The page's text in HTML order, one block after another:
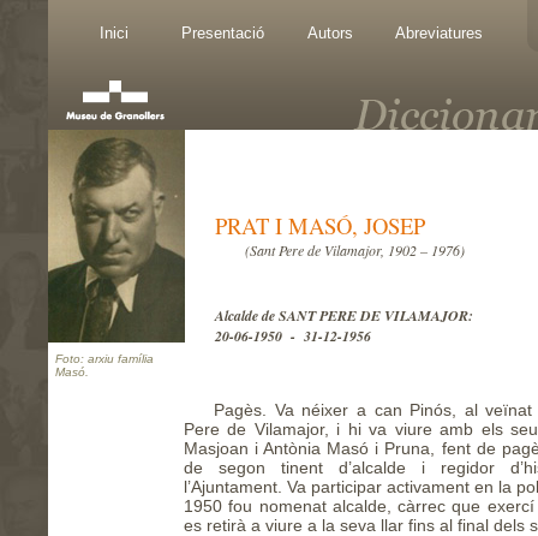
Inici Presentació Autors Abreviatures
PRAT I MASÓ, JOSEP
(Sant Pere de Vilamajor, 1902 – 1976)
Alcalde de SANT PERE DE VILAMAJOR:
20-06-1950 - 31-12-1956
Foto: arxiu família
Masó.
Pagès. Va néixer a can Pinós, al
Pere de Vilamajor, i hi va viure amb els
Masjoan i Antònia Masó i Pruna, fent de
de segon tinent d’alcalde i regidor
l’Ajuntament. Va participar activament en la
1950 fou nomenat alcalde, càrrec que
es retirà a viure a la seva llar fins al final dels